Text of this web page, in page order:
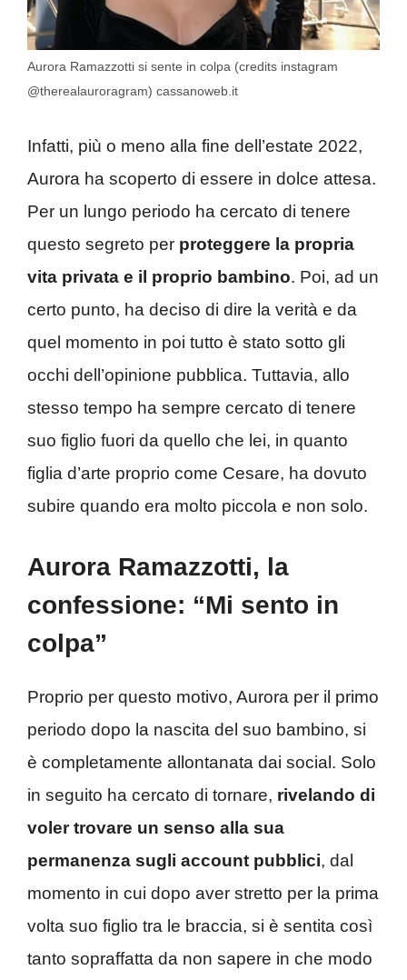
Aurora Ramazzotti si sente in colpa (credits instagram
@therealauroragram) cassanoweb.it
Infatti, più o meno alla fine dell’estate 2022,
Aurora ha scoperto di essere in dolce attesa.
Per un lungo periodo ha cercato di tenere
questo segreto per proteggere la propria
vita privata e il proprio bambino. Poi, ad un
certo punto, ha deciso di dire la verità e da
quel momento in poi tutto è stato sotto gli
occhi dell’opinione pubblica. Tuttavia, allo
stesso tempo ha sempre cercato di tenere
suo figlio fuori da quello che lei, in quanto
figlia d’arte proprio come Cesare, ha dovuto
subire quando era molto piccola e non solo.
Aurora Ramazzotti, la
confessione: “Mi sento in
colpa”
Proprio per questo motivo, Aurora per il primo
periodo dopo la nascita del suo bambino, si
è completamente allontanata dai social. Solo
in seguito ha cercato di tornare, rivelando di
voler trovare un senso alla sua
permanenza sugli account pubblici, dal
momento in cui dopo aver stretto per la prima
volta suo figlio tra le braccia, si è sentita così
tanto sopraffatta da non sapere in che modo